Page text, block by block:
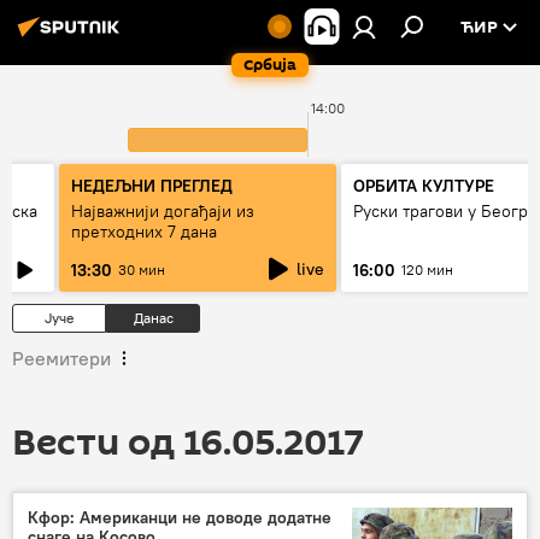
Србија
ЋИР
14:00
НЕДЕЉНИ ПРЕГЛЕД
Најважнији догађаји из
претходних 7 дана
13:30 30 мин live
ОРБИТА КУЛТУРЕ
Руски трагови у
16:00 120 мин
Јуче Данас
Реемитери
Вести од 16.05.2017
Кфор: Американци не доводе додатне